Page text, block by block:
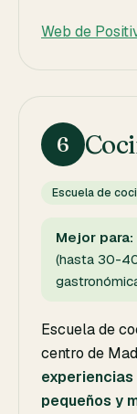
Web de
6
Escuela de
Mejor para:
(hasta 30-
Escuela de
centro de
pequeños y